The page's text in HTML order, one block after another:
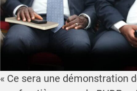
« Ce sera une démonstration